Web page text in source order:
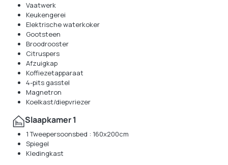
Vaatwerk
Keukengerei
Elektrische waterkoker
Gootsteen
Broodrooster
Citruspers
Afzuigkap
Koffiezetapparaat
4-pits gasstel
Magnetron
Koelkast/diepvriezer
Slaapkamer 1
1 Tweepersoonsbed : 160x200cm
Spiegel
Kledingkast